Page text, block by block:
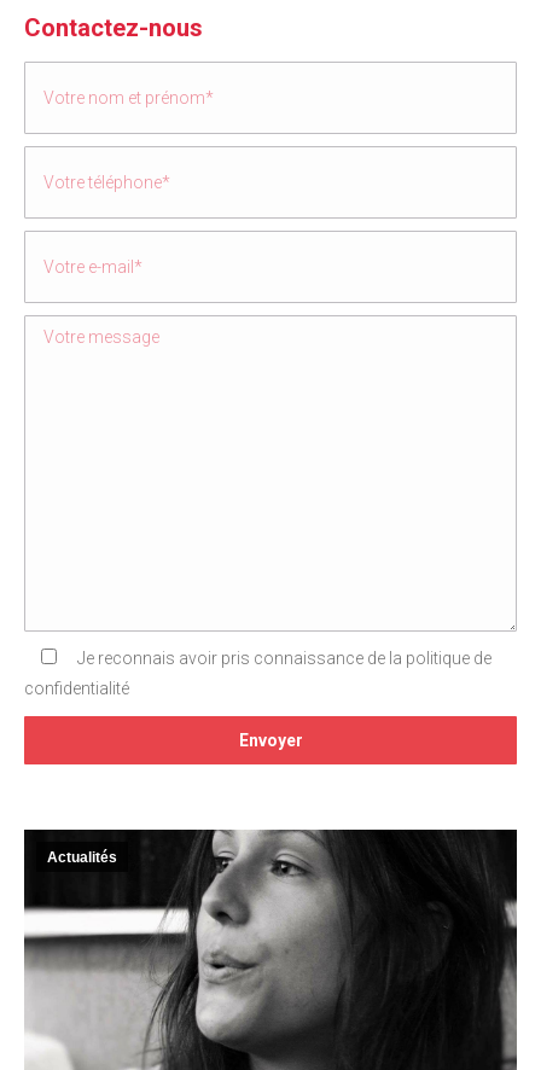
Contactez-nous
Je reconnais avoir pris connaissance de la politique de
confidentialité
Actualités